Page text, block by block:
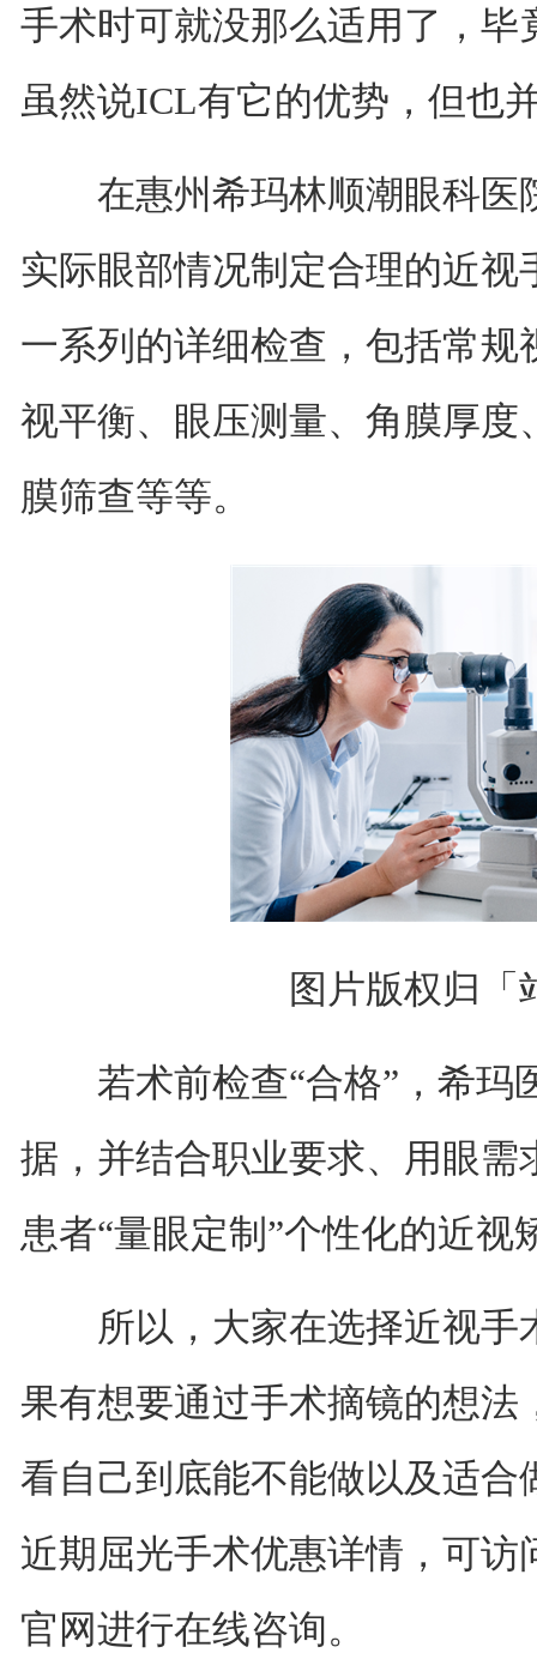
手术时可就没那么适用了，
虽然说ICL有它的优势，但也
在惠州希玛林顺潮眼科医
实际眼部情况制定合理的近
一系列的详细检查，包括常
视平衡、眼压测量、角膜厚
膜筛查等等。
图片版权归「
若术前检查“合格”，希玛
据，并结合职业要求、用眼
患者“量眼定制”个性化的近视
所以，大家在选择近视手
果有想要通过手术摘镜的想
看自己到底能不能做以及适
近期屈光手术优惠详情，可
官网进行在线咨询。